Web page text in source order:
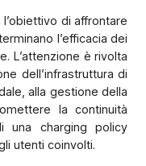
di affrontare
l’efficacia dei
L’attenzione è rivolta
dell’infrastruttura di
alla gestione della
la continuità
una charging policy
utenti coinvolti.